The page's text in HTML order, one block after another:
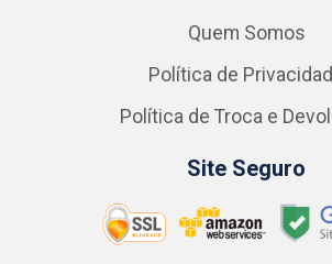
Quem Somos
Política de
Política de Troca e
Site Seguro